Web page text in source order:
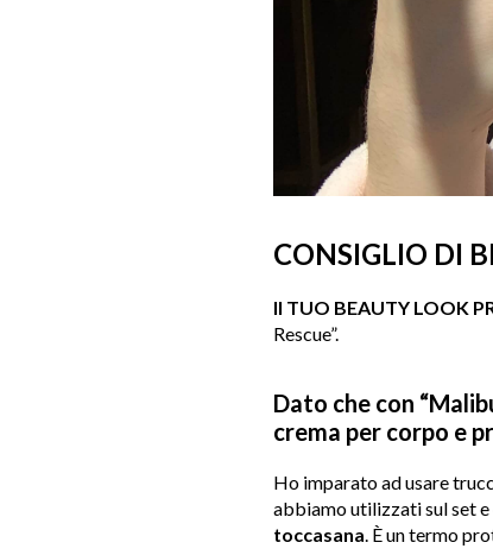
CONSIGLIO DI
Il TUO BEAUTY LOOK
Rescue”.
Dato che con
crema per corpo e
Ho imparato ad usare
abbiamo utilizzati sul set
toccasana . È un termo